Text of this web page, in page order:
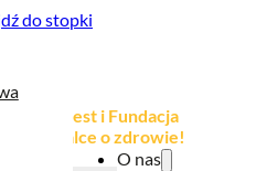
do stopki
O nas
ED Invest i Fundacja
w walce o zdrowie!